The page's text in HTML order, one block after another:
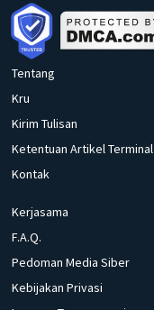
Tentang
Kru
Kirim Tulisan
Ketentuan Artikel Terminal
Kontak
Kerjasama
F.A.Q.
Pedoman Media Siber
Kebijakan Privasi